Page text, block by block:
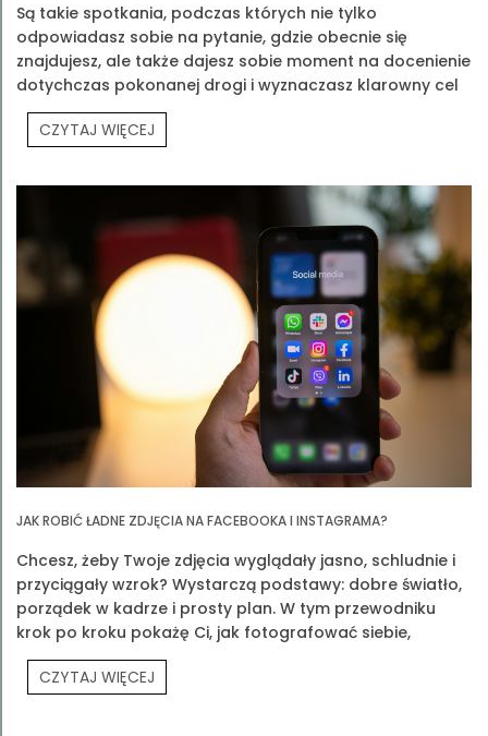
Są takie spotkania, podczas których nie tylko
odpowiadasz sobie na pytanie, gdzie obecnie się
znajdujesz, ale także dajesz sobie moment na docenienie
dotychczas pokonanej drogi i wyznaczasz klarowny cel
na przyszłość. Jednym z takich spotkań było Prouvé
Partners Meeting.
CZYTAJ WIĘCEJ
JAK ROBIĆ ŁADNE ZDJĘCIA NA FACEBOOKA I INSTAGRAMA?
Chcesz, żeby Twoje zdjęcia wyglądały jasno, schludnie i
przyciągały wzrok? Wystarczą podstawy: dobre światło,
porządek w kadrze i prosty plan. W tym przewodniku
krok po kroku pokażę Ci, jak fotografować siebie,
produkty Prouvé i Twoją codzienność.
CZYTAJ WIĘCEJ